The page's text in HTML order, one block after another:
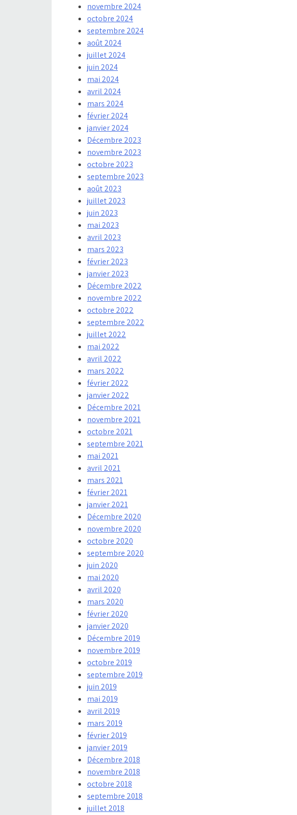
novembre 2024
octobre 2024
septembre 2024
août 2024
juillet 2024
juin 2024
mai 2024
avril 2024
mars 2024
février 2024
janvier 2024
Décembre 2023
novembre 2023
octobre 2023
septembre 2023
août 2023
juillet 2023
juin 2023
mai 2023
avril 2023
mars 2023
février 2023
janvier 2023
Décembre 2022
novembre 2022
octobre 2022
septembre 2022
juillet 2022
mai 2022
avril 2022
mars 2022
février 2022
janvier 2022
Décembre 2021
novembre 2021
octobre 2021
septembre 2021
mai 2021
avril 2021
mars 2021
février 2021
janvier 2021
Décembre 2020
novembre 2020
octobre 2020
septembre 2020
juin 2020
mai 2020
avril 2020
mars 2020
février 2020
janvier 2020
Décembre 2019
novembre 2019
octobre 2019
septembre 2019
juin 2019
mai 2019
avril 2019
mars 2019
février 2019
janvier 2019
Décembre 2018
novembre 2018
octobre 2018
septembre 2018
juillet 2018